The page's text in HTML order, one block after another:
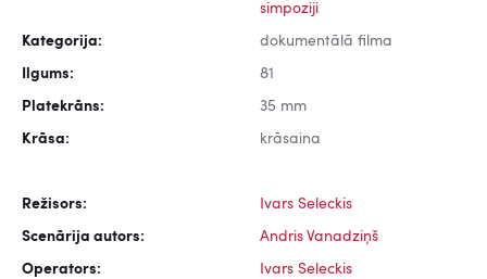
simpoziji
Kategorija: dokumentālā filma
Ilgums: 81
Platekrāns: 35 mm
Krāsa: krāsaina
Režisors: Ivars Seleckis
Scenārija autors: Andris Vanadziņš
Operators: Ivars Seleckis